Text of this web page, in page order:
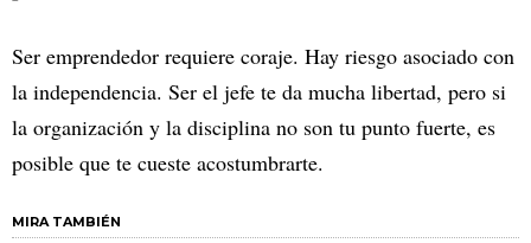
Ser emprendedor requiere coraje. Hay riesgo asociado con
la independencia. Ser el jefe te da mucha libertad, pero si
la organización y la disciplina no son tu punto fuerte, es
posible que te cueste acostumbrarte.
MIRA TAMBIÉN